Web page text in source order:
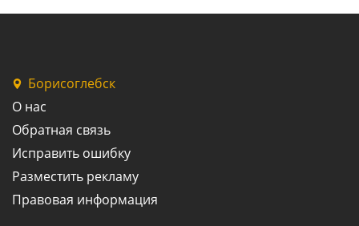
Борисоглебск
О нас
Обратная связь
Исправить ошибку
Разместить рекламу
Правовая информация